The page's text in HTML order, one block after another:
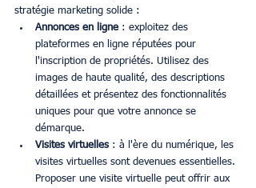
stratégie marketing solide :
Annonces en ligne : exploitez des
plateformes en ligne réputées pour
l'inscription de propriétés. Utilisez des
images de haute qualité, des descriptions
détaillées et présentez des fonctionnalités
uniques pour que votre annonce se
démarque.
Visites virtuelles : à l'ère du numérique, les
visites virtuelles sont devenues essentielles.
Proposer une visite virtuelle peut offrir aux